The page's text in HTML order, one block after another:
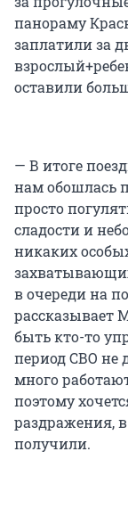
панораму
заплатили за
оставили
— В итоге
нам обошлась
просто
сладости и
никаких
в очереди на
рассказывает
быть кто-то
период СВО не
много
поэтому
раздражения,
получили.